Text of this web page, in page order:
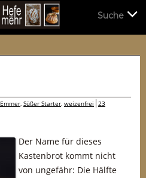
Emmer, Süßer Starter, weizenfrei 23
Der Name für dieses
Kastenbrot kommt nicht
von ungefähr: Die Hälfte
Suche
Suche